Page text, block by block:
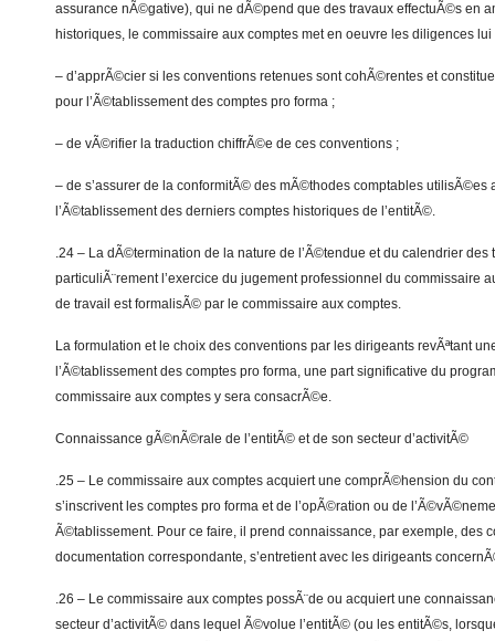
assurance nÃ©gative), qui ne dÃ©pend que des travaux effectuÃ©s en
historiques, le commissaire aux comptes met en oeuvre les diligences lui
– d’apprÃ©cier si les conventions retenues sont cohÃ©rentes et
pour l’Ã©tablissement des comptes pro forma ;
– de vÃ©rifier la traduction chiffrÃ©e de ces conventions ;
– de s’assurer de la conformitÃ© des mÃ©thodes comptables utilisÃ©es
l’Ã©tablissement des derniers comptes historiques de l’entitÃ©.
.24 – La dÃ©termination de la nature de l’Ã©tendue et du calendrier des
particuliÃ¨rement l’exercice du jugement professionnel du commissaire
de travail est formalisÃ© par le commissaire aux comptes.
La formulation et le choix des conventions par les dirigeants revÃªtant
l’Ã©tablissement des comptes pro forma, une part significative du
commissaire aux comptes y sera consacrÃ©e.
Connaissance gÃ©nÃ©rale de l’entitÃ© et de son secteur d’activitÃ©
.25 – Le commissaire aux comptes acquiert une comprÃ©hension du
s’inscrivent les comptes pro forma et de l’opÃ©ration ou de
Ã©tablissement. Pour ce faire, il prend connaissance, par exemple, des
documentation correspondante, s’entretient avec les dirigeants
.26 – Le commissaire aux comptes possÃ¨de ou acquiert une
secteur d’activitÃ© dans lequel Ã©volue l’entitÃ© (ou les entitÃ©s,